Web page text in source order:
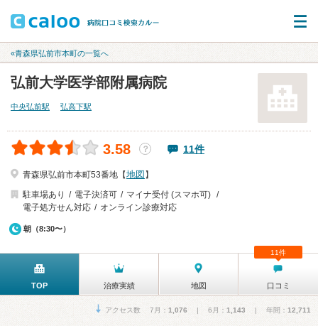
«青森県弘前市本町の一覧へ
弘前大学医学部附属病院
中央弘前駅 弘高下駅
3.58 ？ 11件
青森県弘前市本町53番地【地図 】
駐車場あり
電子決済可
マイナ受付 (スマホ可)
電子処方せん対応
オンライン診療対応
朝（8:30〜）
TOP 治療実績 地図 口コミ
11件
アクセス数 7月： 1,076 | 6月： 1,143 | 年間： 12,711